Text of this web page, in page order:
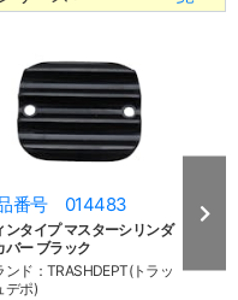
番号 014483
ンタイプ マスターシリンダ
バー ブラック
ンド：TRASHDEPT(トラッ
デポ)
商
ブラ